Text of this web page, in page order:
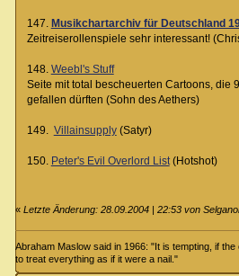
147. Musikchartarchiv für Deutschland
Zeitreiserollenspiele sehr interessant!
148. Weebl's Stuff
Seite mit total bescheuerten Cartoons, die
gefallen dürften (Sohn des Aethers)
149. Villainsupply(Satyr)
150. Peter's Evil Overlord List(Hotshot)
«Letzte Änderung: 28.09.2004 | 22:53 von
Abraham Maslow said in 1966: "It is tempting, if
to treat everything as if it were a nail."